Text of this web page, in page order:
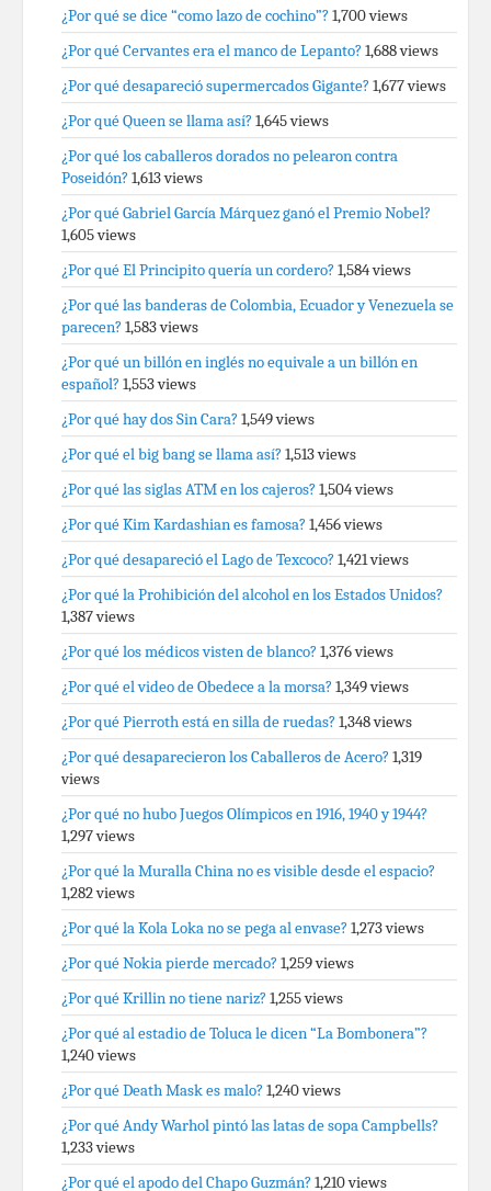
¿Por qué se dice “como lazo de cochino”? 1,700 views
¿Por qué Cervantes era el manco de Lepanto? 1,688 views
¿Por qué desapareció supermercados Gigante? 1,677 views
¿Por qué Queen se llama así? 1,645 views
¿Por qué los caballeros dorados no pelearon contra
Poseidón? 1,613 views
¿Por qué Gabriel García Márquez ganó el Premio Nobel?
1,605 views
¿Por qué El Principito quería un cordero? 1,584 views
¿Por qué las banderas de Colombia, Ecuador y Venezuela se
parecen? 1,583 views
¿Por qué un billón en inglés no equivale a un billón en
español? 1,553 views
¿Por qué hay dos Sin Cara? 1,549 views
¿Por qué el big bang se llama así? 1,513 views
¿Por qué las siglas ATM en los cajeros? 1,504 views
¿Por qué Kim Kardashian es famosa? 1,456 views
¿Por qué desapareció el Lago de Texcoco? 1,421 views
¿Por qué la Prohibición del alcohol en los Estados Unidos?
1,387 views
¿Por qué los médicos visten de blanco? 1,376 views
¿Por qué el video de Obedece a la morsa? 1,349 views
¿Por qué Pierroth está en silla de ruedas? 1,348 views
¿Por qué desaparecieron los Caballeros de Acero? 1,319
views
¿Por qué no hubo Juegos Olímpicos en 1916, 1940 y 1944?
1,297 views
¿Por qué la Muralla China no es visible desde el espacio?
1,282 views
¿Por qué la Kola Loka no se pega al envase? 1,273 views
¿Por qué Nokia pierde mercado? 1,259 views
¿Por qué Krillin no tiene nariz? 1,255 views
¿Por qué al estadio de Toluca le dicen “La Bombonera”?
1,240 views
¿Por qué Death Mask es malo? 1,240 views
¿Por qué Andy Warhol pintó las latas de sopa Campbells?
1,233 views
¿Por qué el apodo del Chapo Guzmán? 1,210 views